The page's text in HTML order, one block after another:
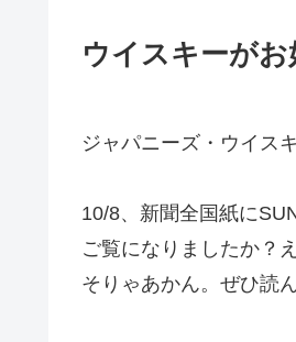
ウイスキーがお
ジャパニーズ・ウイス
10/8、新聞全国紙に
ご覧になりましたか？
そりゃあかん。ぜひ読